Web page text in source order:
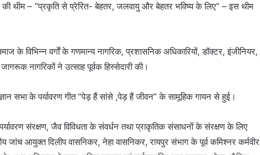
की थीम – “प्रकृति से प्रेरित- बेहतर, जलवायु और बेहतर भविष्य के लिए” – इस थीम
विभिन्न वर्गों के गणमान्य नागरिक, प्रशासनिक अधिकारियों, डॉक्टर, इंजीनियर,
जागरूक नागरिकों ने उत्साह पूर्वक हिस्सेदारी की।
सभा के पर्यावरण गीत “पेड़ हैं सांसे ,पेड़ हैं जीवन” के सामूहिक गायन से हुई।
संरक्षण, जैव विविधता के संवर्धन तथा प्राकृतिक संसाधनों के संरक्षण के लिए
जांच आयुक्त दिलीप वासनिकर, नेहा वासनिकर, रायपुर संभाग के पूर्व कमिश्नर कर्मवीर